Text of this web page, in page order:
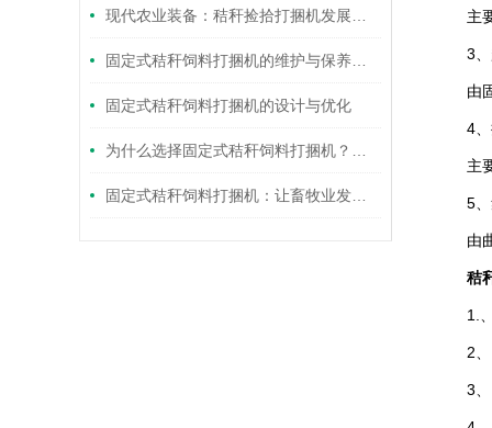
现代农业装备：秸秆捡拾打捆机发展趋势与应用前景
固定式秸秆饲料打捆机的维护与保养技巧
固定式秸秆饲料打捆机的设计与优化
为什么选择固定式秸秆饲料打捆机？看这里找答案
固定式秸秆饲料打捆机：让畜牧业发展更上一层楼
主要
3、
由固
4、
主要
5、
由曲
秸
1.、
2、
3、